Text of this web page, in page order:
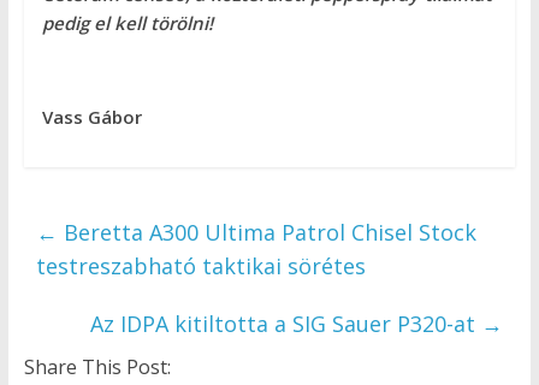
pedig el kell törölni!
Vass Gábor
← Beretta A300 Ultima Patrol Chisel Stock
testreszabható taktikai sörétes
Az IDPA kitiltotta a SIG Sauer P320-at →
Share This Post: